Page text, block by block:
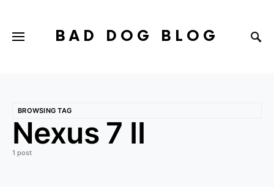
BAD DOG BLOG
BROWSING TAG
Nexus 7 II
1 post